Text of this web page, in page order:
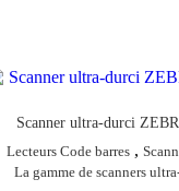
Scanner ultra-durci
Lecteurs Code barres ,
La gamme de scanners